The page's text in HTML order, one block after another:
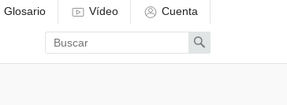
Glosario Vídeo Cuenta
Enter
search
term
Search